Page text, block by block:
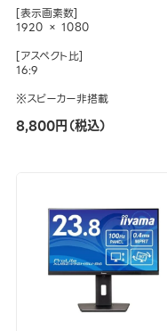
[表示画素数]
1920 × 1080
[アスペクト比]
16:9
※スピーカー非搭載
8,800円（税込）